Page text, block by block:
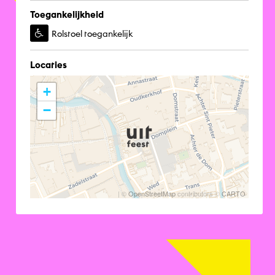
Toegankelijkheid
Rolstoel toegankelijk
Locaties
+
−
| ©OpenStreetMapcontributors ©CARTO